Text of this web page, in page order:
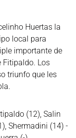
Huertas la
local para
importante de
Fitipaldo. Los
triunfo que les
(12), Salin
Shermadini (14) -